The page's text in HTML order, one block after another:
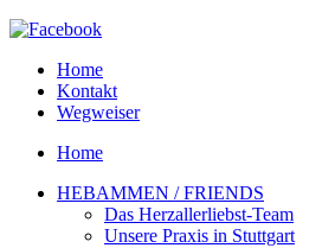
Home
Kontakt
Wegweiser
Home
HEBAMMEN / FRIENDS
Das Herzallerliebst-Team
Unsere Praxis in Stuttgart